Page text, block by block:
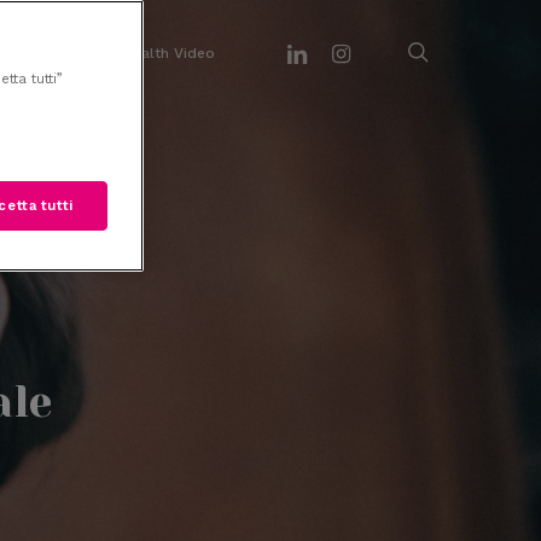
Her Health Video linkedin instagram
tutti”
tutti